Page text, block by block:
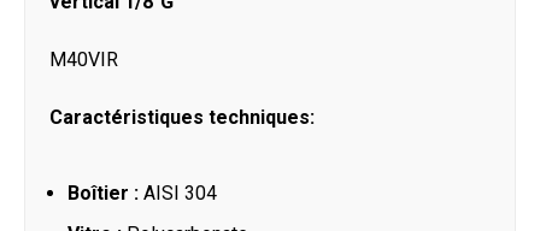
M40VIR
Caractéristiques techniques:
Boîtier : AISI 304